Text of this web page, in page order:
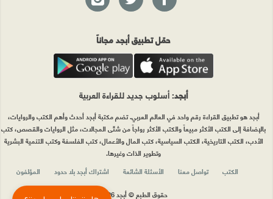
حمّل تطبيق أبجد مجاناً
أبجد: أسلوب جديد للقراءة العربية
أبجد هو تطبيق القراءة رقم واحد في العالم العربي. تضم مكتبة أبجد أحدث وأهم الكتب والروايات،
بالإضافة إلى الكتب الأكثر مبيعاً والكتب الأكثر رواجاً من شتّى المجالات، مثل الروايات والقصص، كتب
الأدب، الكتب التاريخية، الكتب السياسية، كتب المال والأعمال، كتب الفلسفة وكتب التنمية البشرية
وتطوير الذات وغيرها.
الكتب
تواصل معنا الأسئلة الشائعة اشتراك أبجد بلا حدود
المؤلفون
حقوق الطبع © أبجد 2026